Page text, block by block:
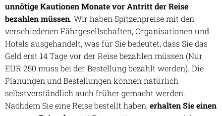
unnötige Kautionen Monate vor Antritt der Reise
bezahlen müssen. Wir haben Spitzenpreise mit den
verschiedenen Fährgesellschaften, Organisationen und
Hotels ausgehandelt, was für Sie bedeutet, dass Sie das
Geld erst 14 Tage vor der Reise bezahlen müssen (Nur
EUR 250 muss bei der Bestellung bezahlt werden). Die
Planungen und Bestellungen können natürlich
selbstverständlich auch früher gemacht werden.
Nachdem Sie eine Reise bestellt haben,erhalten Sie einen